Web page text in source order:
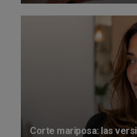
Corte mariposa: las